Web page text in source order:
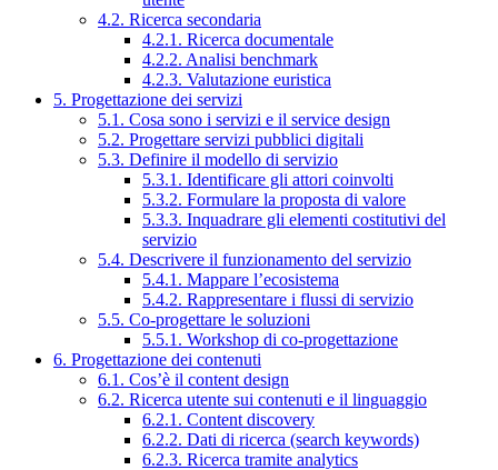
4.2. Ricerca secondaria
4.2.1. Ricerca documentale
4.2.2. Analisi benchmark
4.2.3. Valutazione euristica
5. Progettazione dei servizi
5.1. Cosa sono i servizi e il service design
5.2. Progettare servizi pubblici digitali
5.3. Definire il modello di servizio
5.3.1. Identificare gli attori coinvolti
5.3.2. Formulare la proposta di valore
5.3.3. Inquadrare gli elementi costitutivi del
servizio
5.4. Descrivere il funzionamento del servizio
5.4.1. Mappare l’ecosistema
5.4.2. Rappresentare i flussi di servizio
5.5. Co-progettare le soluzioni
5.5.1. Workshop di co-progettazione
6. Progettazione dei contenuti
6.1. Cos’è il content design
6.2. Ricerca utente sui contenuti e il linguaggio
6.2.1. Content discovery
6.2.2. Dati di ricerca (search keywords)
6.2.3. Ricerca tramite analytics